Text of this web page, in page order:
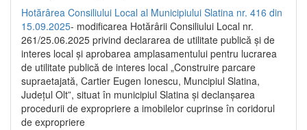
Hotărârea Consiliului Local al Municipiului Slatina nr. 416 din
15.09.2025- modificarea Hotărârii Consiliului Local nr.
261/25.06.2025 privind declararea de utilitate publică și de
interes local și aprobarea amplasamentului pentru lucrarea
de utilitate publică de interes local „Construire parcare
supraetajată, Cartier Eugen Ionescu, Muncipiul Slatina,
Județul Olt”, situat în municipiul Slatina și declanșarea
procedurii de expropriere a imobilelor cuprinse în coridorul
de expropriere